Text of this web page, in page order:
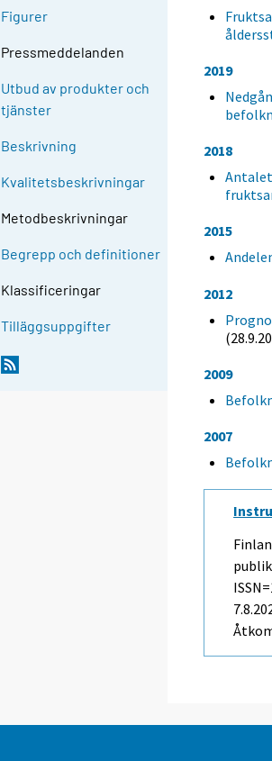
Figurer
Pressmeddelanden
Utbud av produkter och
tjänster
Beskrivning
Kvalitetsbeskrivningar
Metodbeskrivningar
Begrepp och definitioner
Klassificeringar
Tilläggsuppgifter
2019
2018
2015
2012
2009
2007